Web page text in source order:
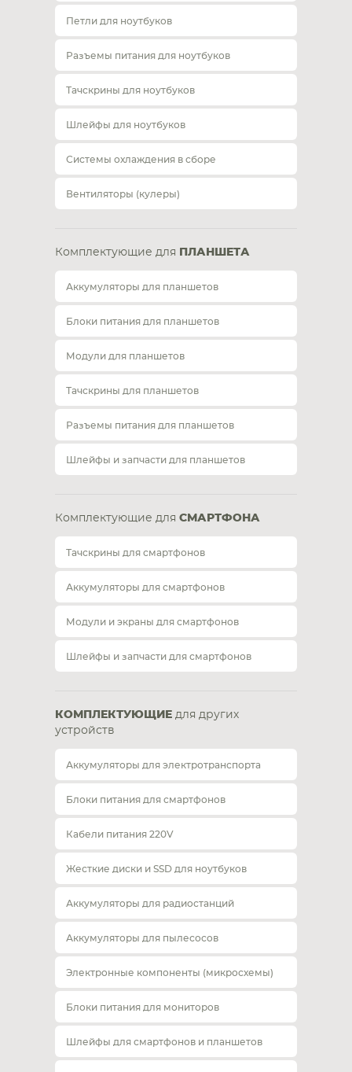
Петли для ноутбуков
Разъемы питания для ноутбуков
Тачскрины для ноутбуков
Шлейфы для ноутбуков
Системы охлаждения в сборе
Вентиляторы (кулеры)
Комплектующие для ПЛАНШЕТА
Аккумуляторы для планшетов
Блоки питания для планшетов
Модули для планшетов
Тачскрины для планшетов
Разъемы питания для планшетов
Шлейфы и запчасти для планшетов
Комплектующие для СМАРТФОНА
Тачскрины для смартфонов
Аккумуляторы для смартфонов
Модули и экраны для смартфонов
Шлейфы и запчасти для смартфонов
КОМПЛЕКТУЮЩИЕ для других
устройств
Аккумуляторы для электротранспорта
Блоки питания для смартфонов
Кабели питания 220V
Жесткие диски и SSD для ноутбуков
Аккумуляторы для радиостанций
Аккумуляторы для пылесосов
Электронные компоненты (микросхемы)
Блоки питания для мониторов
Шлейфы для смартфонов и планшетов